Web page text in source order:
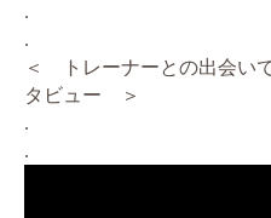
.
.
＜ トレーナーとの出会い
タビュー ＞
.
.